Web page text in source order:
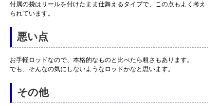
付属の袋はリールを付けたまま仕舞えるタイプで、この点もよく考え
られています。
悪い点
お手軽ロッドなので、本格的なものと比べたら粗さもあります。
でも、そんなの気にしないようなロッドかなと思います。
その他